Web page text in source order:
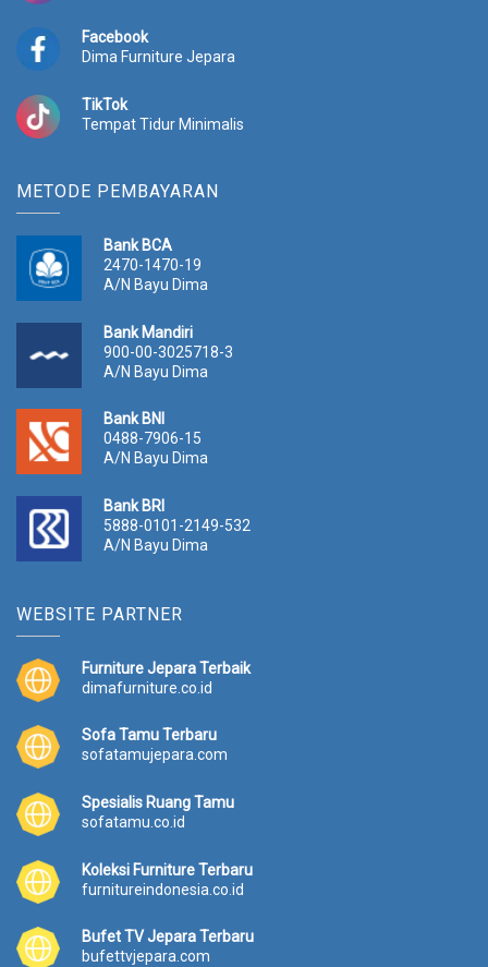
Facebook
Dima Furniture Jepara
TikTok
Tempat Tidur Minimalis
METODE PEMBAYARAN
Bank BCA
2470-1470-19
A/N Bayu Dima
Bank Mandiri
900-00-3025718-3
A/N Bayu Dima
Bank BNI
0488-7906-15
A/N Bayu Dima
Bank BRI
5888-0101-2149-532
A/N Bayu Dima
WEBSITE PARTNER
Furniture Jepara Terbaik
dimafurniture.co.id
Sofa Tamu Terbaru
sofatamujepara.com
Spesialis Ruang Tamu
sofatamu.co.id
Koleksi Furniture Terbaru
furnitureindonesia.co.id
Bufet TV Jepara Terbaru
bufettvjepara.com